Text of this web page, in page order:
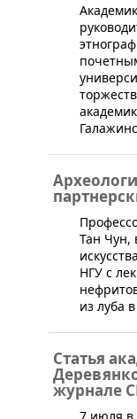
Тан Чун,
НГУ с
из луба
Статья
журнале
​7 июля в